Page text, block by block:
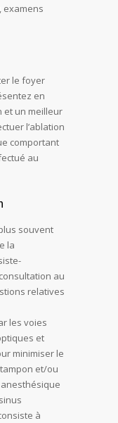
examens
le foyer
en
et un meilleur
l’ablation
comportant
au
souvent
la
au
relatives
les voies
et
minimiser le
et/ou
à